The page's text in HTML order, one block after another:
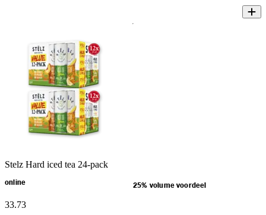
Stelz Hard iced tea 24-pack
online 25% volume voordeel
33.73